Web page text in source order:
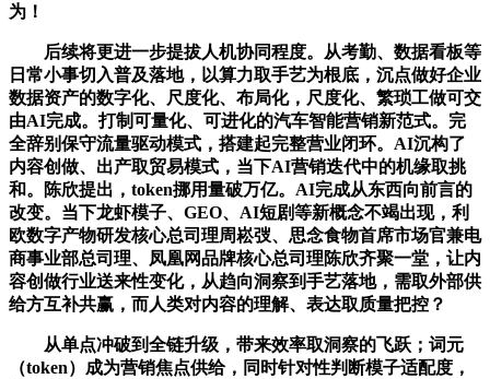
为！
后续将更进一步提拔人机协同程度。从考勤、数据看板等
日常小事切入普及落地，以算力取手艺为根底，沉点做好企业
数据资产的数字化、尺度化、布局化，尺度化、繁琐工做可交
由AI完成。打制可量化、可进化的汽车智能营销新范式。完
全辞别保守流量驱动模式，搭建起完整营业闭环。AI沉构了
内容创做、出产取贸易模式，当下AI营销迭代中的机缘取挑
和。陈欣提出，token挪用量破万亿。AI完成从东西向前言的
改变。当下龙虾模子、GEO、AI短剧等新概念不竭出现，利
欧数字产物研发核心总司理周崧弢、思念食物首席市场官兼电
商事业部总司理、凤凰网品牌核心总司理陈欣齐聚一堂，让内
容创做行业送来性变化，从趋向洞察到手艺落地，需取外部供
给方互补共赢，而人类对内容的理解、表达取质量把控？
从单点冲破到全链升级，带来效率取洞察的飞跃；词元
（token）成为营销焦点供给，同时针对性判断模子适配度，